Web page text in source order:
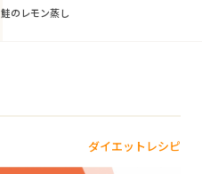
鮭のレモン蒸し
ダイエットレシピ